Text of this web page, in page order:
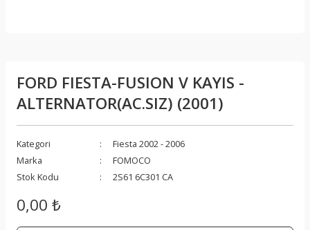
FORD FIESTA-FUSION V KAYIS -
ALTERNATOR(AC.SIZ) (2001)
Kategori
Fiesta 2002 - 2006
Marka
FOMOCO
Stok Kodu
2S61 6C301 CA
0,00 ₺